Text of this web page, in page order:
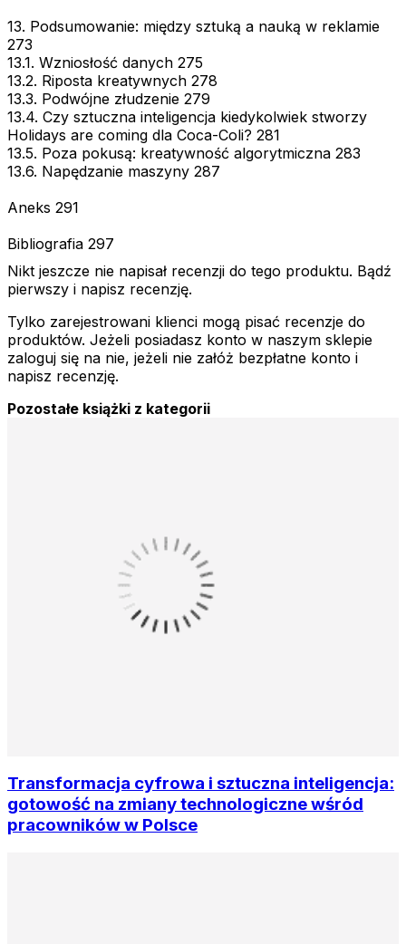
13. Podsumowanie: między sztuką a nauką w reklamie
273
13.1. Wzniosłość danych 275
13.2. Riposta kreatywnych 278
13.3. Podwójne złudzenie 279
13.4. Czy sztuczna inteligencja kiedykolwiek stworzy
Holidays are coming dla Coca-Coli? 281
13.5. Poza pokusą: kreatywność algorytmiczna 283
13.6. Napędzanie maszyny 287
Aneks 291
Bibliografia 297
Nikt jeszcze nie napisał recenzji do tego produktu. Bądź
pierwszy i napisz recenzję.
Tylko zarejestrowani klienci mogą pisać recenzje do
produktów. Jeżeli posiadasz konto w naszym sklepie
zaloguj się na nie, jeżeli nie załóż bezpłatne konto i
napisz recenzję.
Pozostałe książki z kategorii
Transformacja cyfrowa i sztuczna inteligencja:
gotowość na zmiany technologiczne wśród
pracowników w Polsce